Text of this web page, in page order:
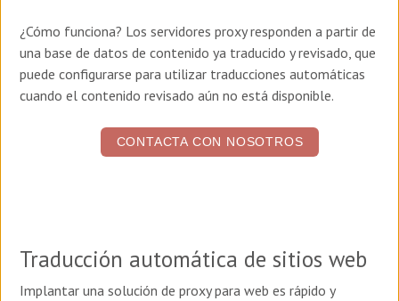
¿Cómo funciona? Los servidores proxy responden a partir de
una base de datos de contenido ya traducido y revisado, que
puede configurarse para utilizar traducciones automáticas
cuando el contenido revisado aún no está disponible.
CONTACTA CON NOSOTROS
Traducción automática de sitios web
Implantar una solución de proxy para web es rápido y